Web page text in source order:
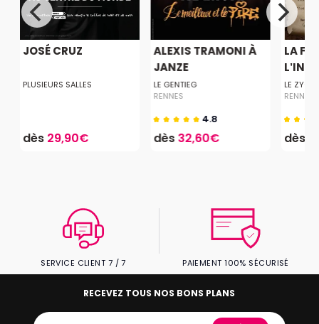
JOSÉ CRUZ
PLUSIEURS SALLES
dès 29,90€
ALEXIS TRAMONI À
JANZE
LE GENTIEG
RENNES
4.8
dès32,60€
LA
LE
RENNES
dès
SERVICE CLIENT 7 / 7 PAIEMENT 100% SÉCURISÉ
RECEVEZ TOUS NOS BONS PLANS